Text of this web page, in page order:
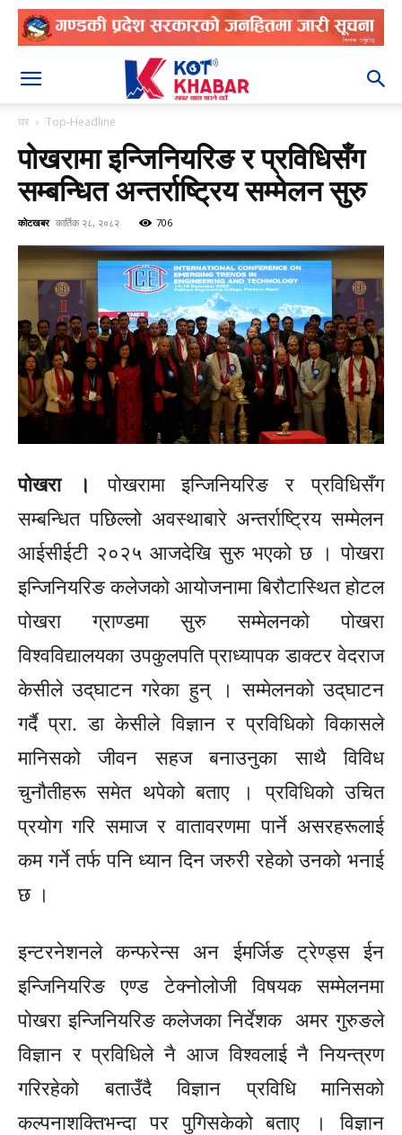
घर Top-Headline
पोखरामा इन्जिनियरिङ र प्रविधिसँग
सम्बन्धित अन्तर्राष्ट्रिय सम्मेलन सुरु
कोटखबर कार्तिक २८, २०८२ 706
पोखरा ।
पोखरामा इन्जिनियरिङ र प्रविधिसँग
सम्बन्धित पछिल्लो अवस्थाबारे अन्तर्राष्ट्रिय सम्मेलन
आईसीईटी२०२५ आजदेखि सुरु भएको छ । पोखरा
इन्जिनियरिङ कलेजको आयोजनामा बिरौटास्थित होटल
पोखरा ग्राण्डमा सुरु सम्मेलनको पोखरा
विश्वविद्यालयका उपकुलपति प्राध्यापक डाक्टरवेदराज
केसीले उद्‌घाटन गरेका हुन् । सम्मेलनको उद्‌घाटन
गर्दै प्रा. डा केसीले विज्ञान र प्रविधिको विकासले
मानिसको जीवन सहज बनाउनुका साथै विविध
चुनौतीहरू समेत थपेको बताए । प्रविधिको उचित
प्रयोग गरि समाज र वातावरणमा पार्ने असरहरूलाई
कम गर्ने तर्फ पनि ध्यान दिन जरुरी रहेको उनको भनाई
छ ।
इन्टरनेशनले कन्फरेन्स अनईमर्जिङ ट्रेण्ड्सईन
इन्जिनियरिङ एण्ड टेक्नोलोजी विषयक सम्मेलनमा
पोखरा इन्जिनियरिङ कलेजका निर्देशक अमर गुरुङले
विज्ञान र प्रविधिले नै आज विश्वलाई नै नियन्त्रण
गरिरहेको बताउँदै विज्ञान प्रविधि मानिसको
कल्पनाशक्तिभन्दापर पुगिसकेको बताए । विज्ञान